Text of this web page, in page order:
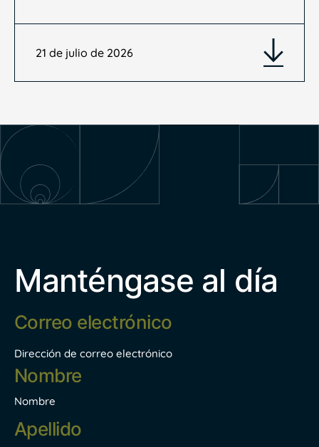
21 de julio de 2026
Manténgase al día
Correo
electrónico *
Dirección de correo electrónico
Nombre
Nombre